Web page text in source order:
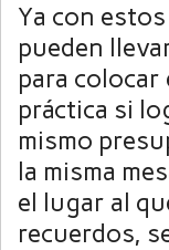
Ya con
pueden
para colocar
práctica si
mismo
la misma
el lugar al
recuerdos,